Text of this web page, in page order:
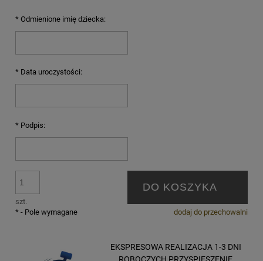
* Odmienione imię dziecka:
* Data uroczystości:
* Podpis:
szt.
DO KOSZYKA
dodaj do przechowalni
* - Pole wymagane
EKSPRESOWA REALIZACJA 1-3 DNI